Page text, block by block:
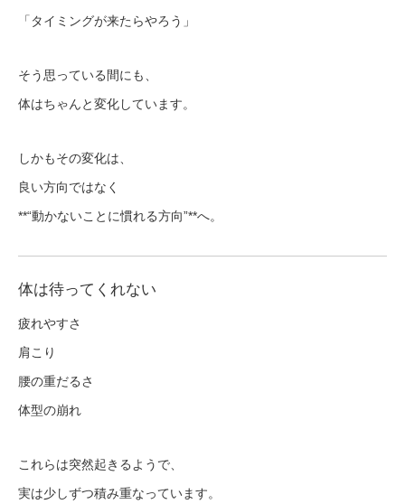
「タイミングが来たらやろう」
そう思っている間にも、
体はちゃんと変化しています。
しかもその変化は、
良い方向ではなく
**“動かないことに慣れる方向”**へ。
体は待ってくれない
疲れやすさ
肩こり
腰の重だるさ
体型の崩れ
これらは突然起きるようで、
実は少しずつ積み重なっています。